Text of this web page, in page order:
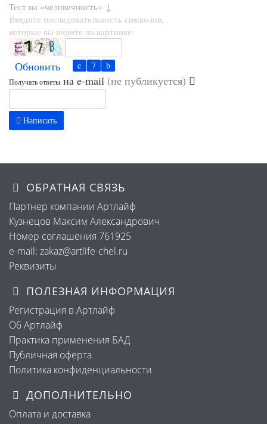
Тест на «человечность» ↓
Введите последовательность символов,
которые вы видите на картинке:
Обновить
Получать ответы на e-mail (не публикуется)
Написать
ОБРАТНАЯ СВЯЗЬ
Партнер компании Артлайф
Кузнецов Максим Александрович
Номер соглашения 761925
e-mail: zakaz@artlife-chel.ru
Реквизиты
ПОЛЕЗНАЯ ИНФОРМАЦИЯ
Регистрация в Артлайф
Об Артлайф
Практика применения БАД
Публичная оферта
Политика конфиденциальности
ДОПОЛНИТЕЛЬНО
Оплата и доставка